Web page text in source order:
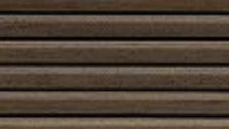
vietetyt hetket ovat paitsi lämpimiä myös hetkiä
pysähtymiseen. Kun valitset avotakan, huomioi tilan
koko, ilmanvaihto ja käyttötarkoitus, niin löydät juuri
sinun kotiisi oikean ratkaisun.
Etusivu/Kauppa/ Tuotteet avainsanalla “Avotakka”